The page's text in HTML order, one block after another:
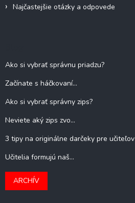
Najčastejšie otázky a odpovede
Ako si vybrať správnu priadzu?
Začínate s háčkovaní...
Ako si vybrať správny zips?
Neviete aký zips zvo...
3 tipy na originálne darčeky pre učiteľov
Učitelia formujú naš...
ARCHÍV